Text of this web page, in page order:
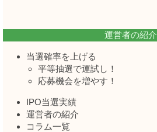
運営者の紹介
当選確率を上げる
平等抽選で運試し！
応募機会を増やす！
IPO当選実績
運営者の紹介
コラム一覧